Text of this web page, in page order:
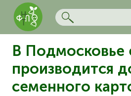
В Подмосковье
производится
семенного